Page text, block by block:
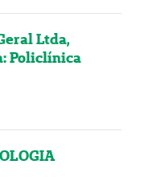
Ltda,
Policlínica